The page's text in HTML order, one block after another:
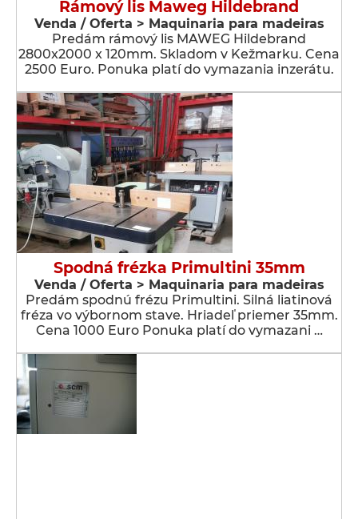
Rámový lis Maweg Hildebrand
Venda / Oferta > Maquinaria para madeiras
Predám rámový lis MAWEG Hildebrand
2800x2000 x 120mm. Skladom v Kežmarku. Cena
2500 Euro. Ponuka platí do vymazania inzerátu.
Spodná frézka Primultini 35mm
Venda / Oferta > Maquinaria para madeiras
Predám spodnú frézu Primultini. Silná liatinová
fréza vo výbornom stave. Hriadeľ priemer 35mm.
Cena 1000 Euro Ponuka platí do vymazani …